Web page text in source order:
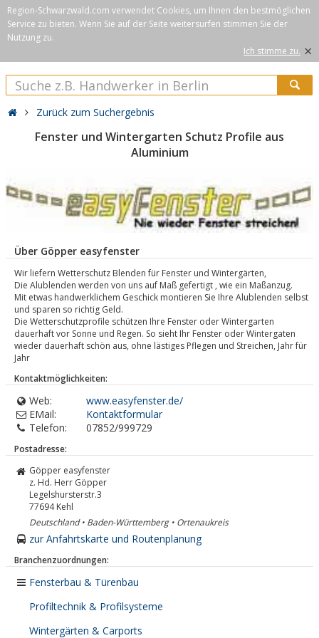
Region-Schwarzwald.com verwendet Cookies, um Ihnen den bestmöglichen
Service zu bieten. Wenn Sie auf der Seite weitersurfen stimmen Sie der
Nutzung zu.
Ich stimme zu. ×
Zurück zum Suchergebnis
Fenster und Wintergarten Schutz Profile aus
Aluminium
Über Göpper easyfenster
Wir liefern Wetterschutz Blenden für Fenster und Wintergärten,
Die Alublenden werden von uns auf Maß gefertigt , wie ein Maßanzug.
Mit etwas handwerklichem Geschick montieren Sie Ihre Alublenden selbst
und sparen so richtig Geld.
Die Wetterschutzprofile schützen Ihre Fenster oder Wintergarten
dauerhaft vor Sonne und Regen. So sieht Ihr Fenster oder Wintergaten
wieder dauerhaft schön aus, ohne lästiges Pflegen und Streichen, Jahr für
Jahr
Kontaktmöglichkeiten:
Web:
www.easyfenster.de/
EMail:
Kontaktformular
Telefon:
07852/999729
Postadresse:
Göpper easyfenster
z. Hd. Herr Göpper
Legelshursterstr.3
77694 Kehl
Deutschland • Baden-Württemberg • Ortenaukreis
zur Anfahrtskarte und Routenplanung
Branchenzuordnungen:
Fensterbau & Türenbau
Profiltechnik & Profilsysteme
Wintergärten & Carports